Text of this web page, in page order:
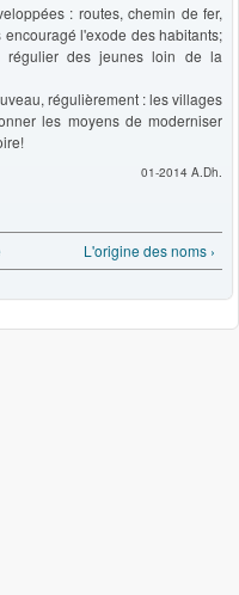
: routes, chemin de fer,
l'exode des habitants;
régulier des jeunes loin de la
régulièrement : les villages
les moyens de moderniser
01-2014 A.Dh.
L'origine des noms ›